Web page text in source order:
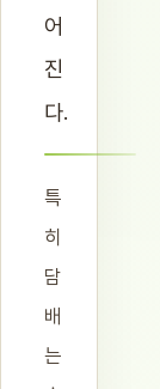
어
진
다.
특
히
담
배
는